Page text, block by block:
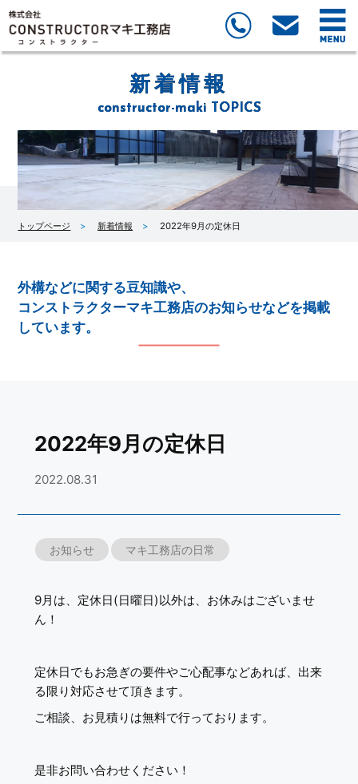
新着情報
constructor-maki TOPICS
トップページ 新着情報 2022年9月の定休日
外構などに関する豆知識や、
コンストラクターマキ工務店のお知らせなどを掲載
しています。
2022年9月の定休日
2022.08.31
お知らせ マキ工務店の日常
9月は、定休日(日曜日)以外は、お休みはございませ
ん！
定休日でもお急ぎの要件やご心配事などあれば、出来
る限り対応させて頂きます。
ご相談、お見積りは無料で行っております。
是非お問い合わせください！